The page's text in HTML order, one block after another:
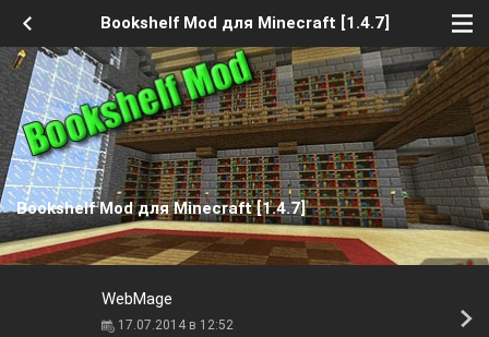
Bookshelf Mod для Minecraft [1.4.7]
Bookshelf Mod для Minecraft [1.4.7]
WebMage
17.07.2014 в 12:52